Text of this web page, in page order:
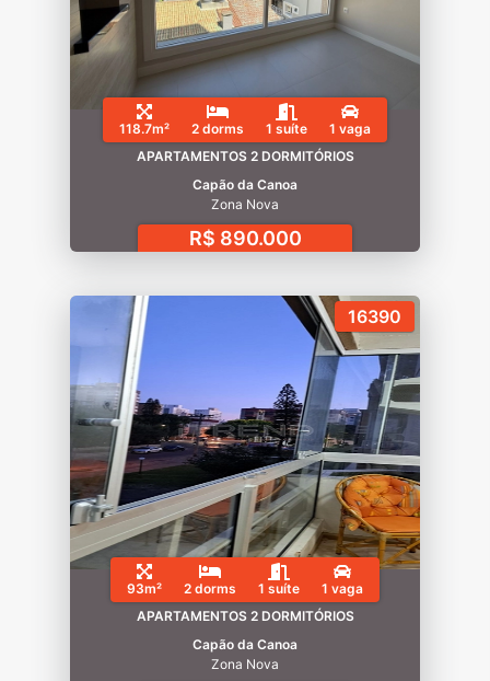
118.7m² 2 dorms 1 suíte
1 vaga
APARTAMENTOS 2 DORMITÓRIOS
Capão da Canoa
Zona Nova
R$ 890.000
16390
93m² 2 dorms 1 suíte
1 vaga
APARTAMENTOS 2 DORMITÓRIOS
Capão da Canoa
Zona Nova